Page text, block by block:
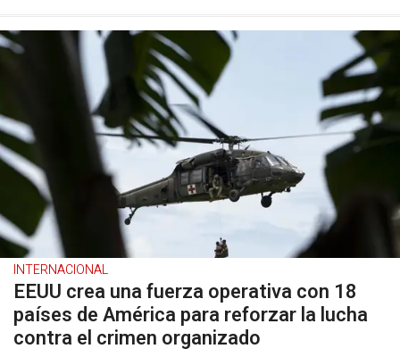
INTERNACIONAL
EEUU crea una fuerza operativa con 18
países de América para reforzar la lucha
contra el crimen organizado